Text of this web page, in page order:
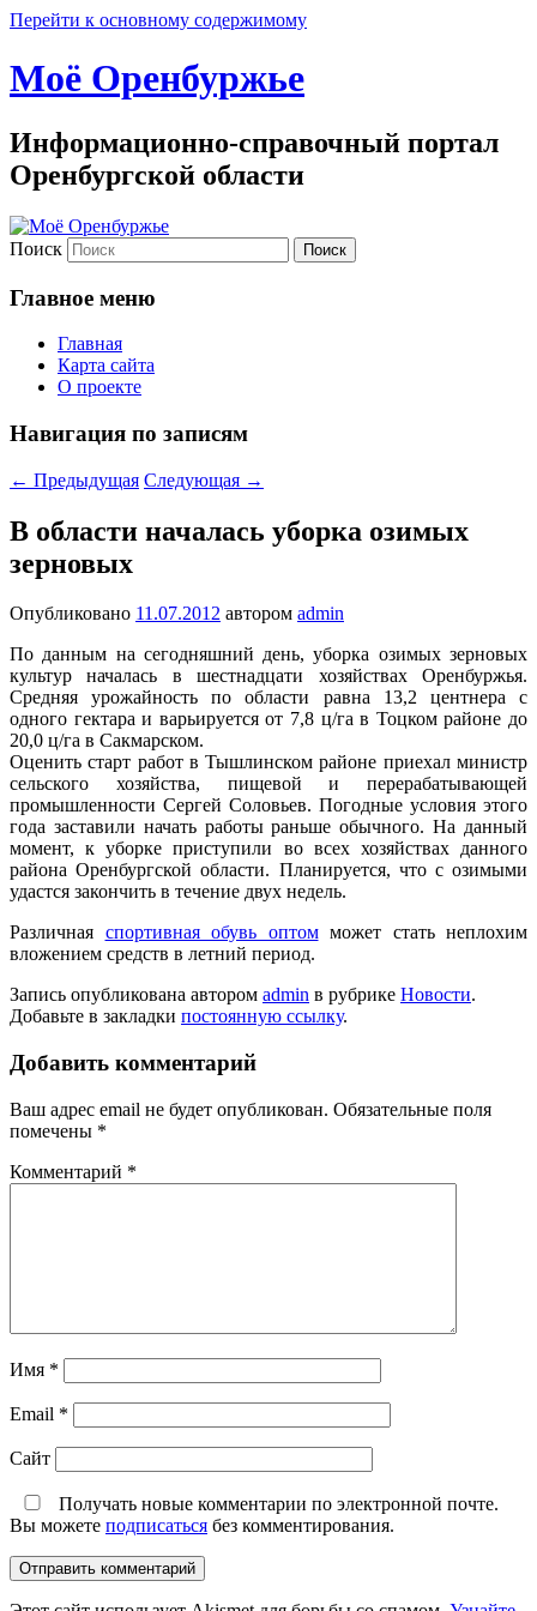
Перейти к основному содержимому
Моё Оренбуржье
Информационно-справочный портал
Оренбургской области
Поиск
Главное меню
Главная
Карта сайта
О проекте
Навигация по записям
← Предыдущая Следующая →
В области началась уборка озимых
зерновых
Опубликовано 11.07.2012 автором admin
По данным на сегодняшний день, уборка озимых зерновых
культур началась в шестнадцати хозяйствах Оренбуржья.
Средняя урожайность по области равна 13,2 центнера с
одного гектара и варьируется от 7,8 ц/га в Тоцком районе до
20,0 ц/га в Сакмарском.
Оценить старт работ в Тышлинском районе приехал министр
сельского хозяйства, пищевой и перерабатывающей
промышленности Сергей Соловьев. Погодные условия этого
года заставили начать работы раньше обычного. На данный
момент, к уборке приступили во всех хозяйствах данного
района Оренбургской области. Планируется, что с озимыми
удастся закончить в течение двух недель.
Различная спортивная обувь оптомможет стать неплохим
вложением средств в летний период.
Запись опубликована автором admin в рубрике Новости.
Добавьте в закладки постоянную ссылку.
Добавить комментарий
Ваш адрес email не будет опубликован. Обязательные поля
помечены *
Комментарий *
Имя *
Email *
Сайт
Получать новые комментарии по электронной почте.
Вы можете подписаться без комментирования.